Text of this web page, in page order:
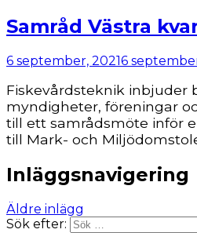
Samråd Västra
6 september, 20216
Fiskevårdsteknik inbjuder
myndigheter, föreningar
till ett samrådsmöte inför
till Mark- och
Inläggsnavigering
Äldre inlägg
Sök efter: